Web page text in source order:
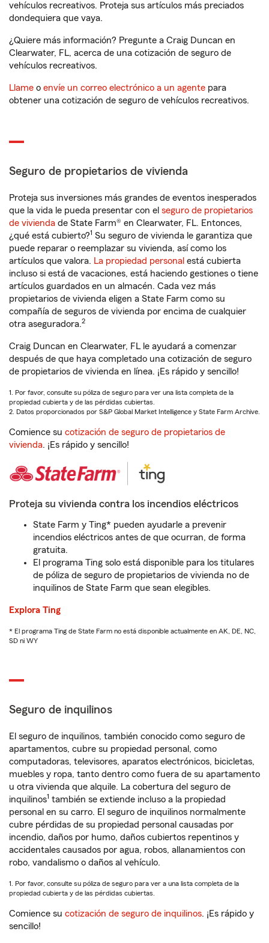
vehículos recreativos. Proteja sus artículos más preciados
dondequiera que vaya.
¿Quiere más información? Pregunte a Craig Duncan en
Clearwater, FL, acerca de una cotización de seguro de
vehículos recreativos.
Llame o envíe un correo electrónico a un agente para
obtener una cotización de seguro de vehículos recreativos.
Seguro de propietarios de vivienda
Proteja sus inversiones más grandes de eventos inesperados
que la vida le pueda presentar con el seguro de propietarios
de vivienda de State Farm® en Clearwater, FL. Entonces,
¿qué está cubierto?1 Su seguro de vivienda le garantiza que
puede reparar o reemplazar su vivienda, así como los
artículos que valora. La propiedad personal está cubierta
incluso si está de vacaciones, está haciendo gestiones o tiene
artículos guardados en un almacén. Cada vez más
propietarios de vivienda eligen a State Farm como su
compañía de seguros de vivienda por encima de cualquier
otra aseguradora.2
Craig Duncan en Clearwater, FL le ayudará a comenzar
después de que haya completado una cotización de seguro
de propietarios de vivienda en línea. ¡Es rápido y sencillo!
1. Por favor, consulte su póliza de seguro para ver una lista completa de la
propiedad cubierta y de las pérdidas cubiertas.
2. Datos proporcionados por S&P Global Market Intelligence y State Farm Archive.
Comience su cotización de seguro de propietarios de
vivienda. ¡Es rápido y sencillo!
Proteja su vivienda contra los incendios eléctricos
State Farm y Ting* pueden ayudarle a prevenir
incendios eléctricos antes de que ocurran, de forma
gratuita.
El programa Ting solo está disponible para los titulares
de póliza de seguro de propietarios de vivienda no de
inquilinos de State Farm que sean elegibles.
Explora Ting
* El programa Ting de State Farm no está disponible actualmente en AK, DE, NC,
SD ni WY
Seguro de inquilinos
El seguro de inquilinos, también conocido como seguro de
apartamentos, cubre su propiedad personal, como
computadoras, televisores, aparatos electrónicos, bicicletas,
muebles y ropa, tanto dentro como fuera de su apartamento
u otra vivienda que alquile. La cobertura del seguro de
inquilinos1 también se extiende incluso a la propiedad
personal en su carro. El seguro de inquilinos normalmente
cubre pérdidas de su propiedad personal causadas por
incendio, daños por humo, daños cubiertos repentinos y
accidentales causados por agua, robos, allanamientos con
robo, vandalismo o daños al vehículo.
1. Por favor, consulte su póliza de seguro para ver a una lista completa de la
propiedad cubierta y de las pérdidas cubiertas.
Comience su cotización de seguro de inquilinos. ¡Es rápido y
sencillo!